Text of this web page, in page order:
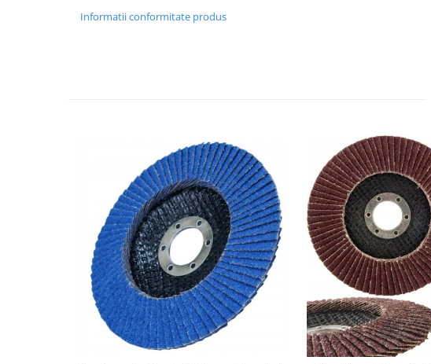
Informatii conformitate produs